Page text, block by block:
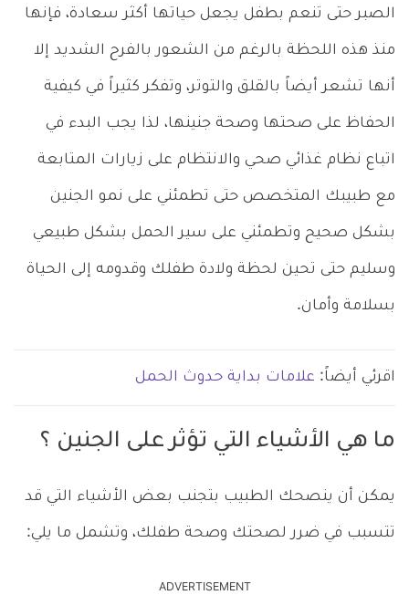
الصبر حتى تنعم بطفل يجعل حياتها أكثر سعادة، فإنها
منذ هذه اللحظة بالرغم من الشعور بالفرح الشديد إلا
أنها تشعر أيضاً بالقلق والتوتر، وتفكر كثيراً في كيفية
الحفاظ على صحتها وصحة جنينها، لذا يجب البدء في
اتباع نظام غذائي صحي والانتظام على زيارات المتابعة
مع طبيبك المتخصص حتى تطمئني على نمو الجنين
بشكل صحيح وتطمئني على سير الحمل بشكل طبيعي
وسليم حتى تحين لحظة ولادة طفلك وقدومه إلى الحياة
بسلامة وأمان.
اقرئي أيضاً: علامات بداية حدوث الحمل
ما هي الأشياء التي تؤثر على الجنين ؟
يمكن أن ينصحك الطبيب بتجنب بعض الأشياء التي قد
تتسبب في ضرر لصحتك وصحة طفلك، وتشمل ما يلي:
ADVERTISEMENT